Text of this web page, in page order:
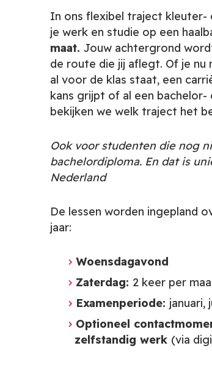
In ons flexibel traject kleuter-
je werk en studie op een
maat. Jouw achtergrond
de route die jij aflegt. Of je
al voor de klas staat, een
kans grijpt of al een
bekijken we welk traject het
Ook voor studenten die nog
bachelordiploma. En dat is
Nederland
De lessen worden ingepland
jaar:
Woensdagavond
Zaterdag: 2 keer per
Examenperiode: januari,
Optioneel
zelfstandig werk (via